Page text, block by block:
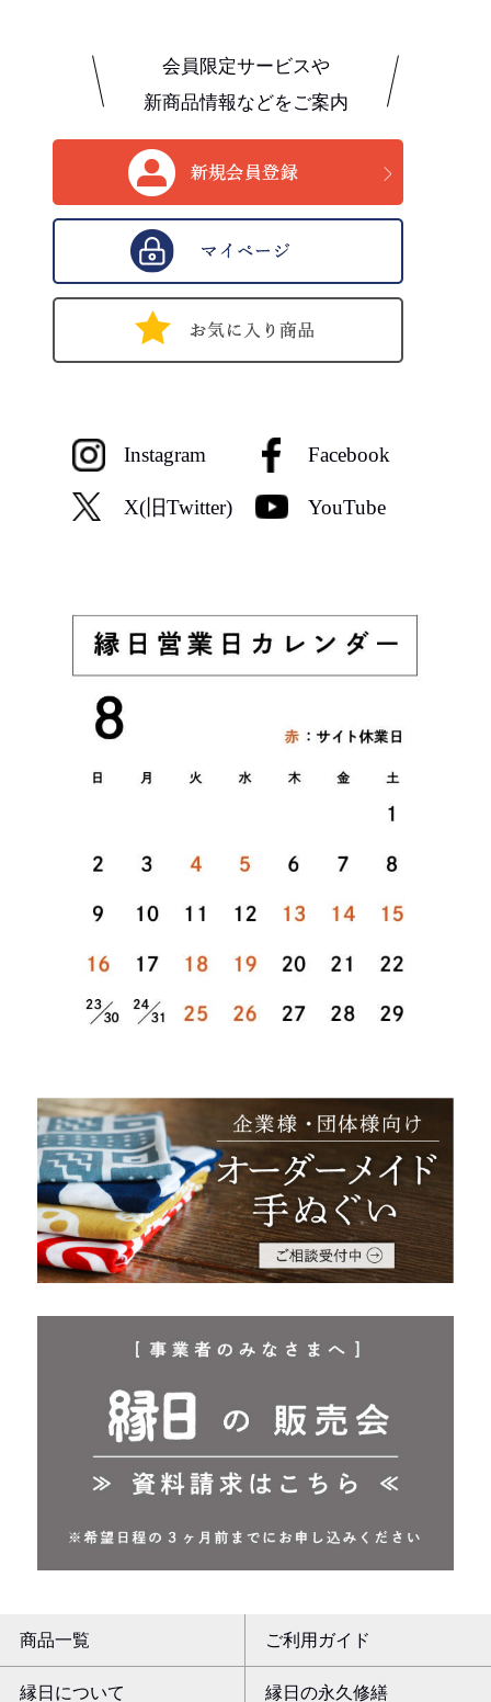
会員限定サービスや
新商品情報などをご案内
Instagram Facebook
X(旧Twitter) YouTube
商品一覧 ご利用ガイド
縁日について 縁日の永久修繕